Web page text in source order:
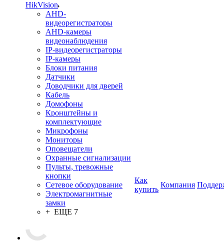
HikVision
AHD-
видеорегистраторы
AHD-камеры
видеонаблюдения
IP-видеорегистраторы
IP-камеры
Блоки питания
Датчики
Доводчики для дверей
Кабель
Домофоны
Кронштейны и
комплектующие
Микрофоны
Мониторы
Оповещатели
Охранные сигнализации
Пульты, тревожные
кнопки
Сетевое оборудование
Электромагнитные
замки
+ ЕЩЕ 7
Как
купить
Компания